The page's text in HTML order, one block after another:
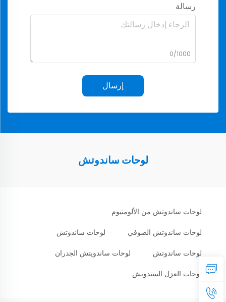
رسالة
0/1000
إرسال
لوحات ساندوتش
لوحات ساندوتش من الألومنيوم
لوحات ساندوتش الصوفي لوحات ساندوتش
لوحات ساندوتش لوحات ساندويتش الجدران
لوحات العزل السندويش